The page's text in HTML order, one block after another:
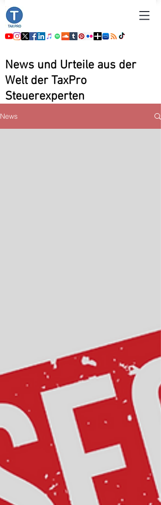
News und Urteile aus der
Welt der TaxPro
Steuerexperten
News